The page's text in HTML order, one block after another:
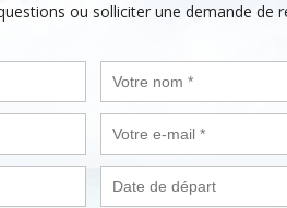
ou solliciter une demande de